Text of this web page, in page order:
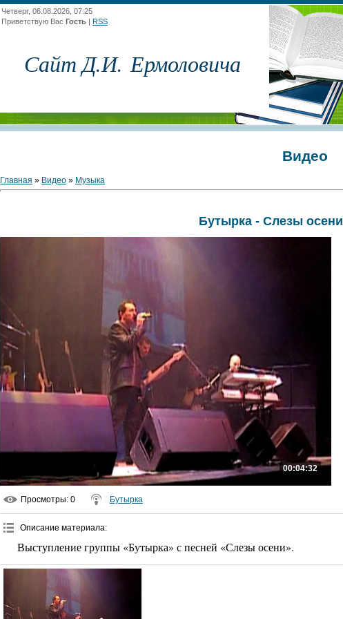
Четверг, 06.08.2026, 07:25
Приветствую Вас Гость | RSS
Сайт Д.И. Ермоловича
Видео
Главная » Видео » Музыка
Бутырка - Слезы осени
00:04:32
Просмотры: 0 Бутырка
Описание материала:
Выступление группы «Бутырка» с песней «Слезы осени».